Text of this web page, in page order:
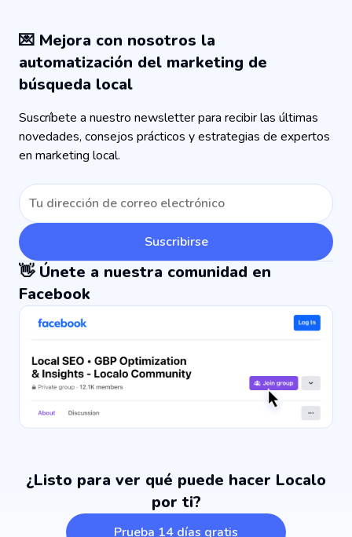
💌 Mejora con nosotros la
automatización del marketing de
búsqueda local
Suscríbete a nuestro newsletter para recibir las últimas
novedades, consejos prácticos y estrategias de expertos
en marketing local.
Suscribirse
👋 Únete a nuestra comunidad en
Facebook
¿Listo para ver qué puede hacer Localo
por ti?
Prueba 14 días gratis